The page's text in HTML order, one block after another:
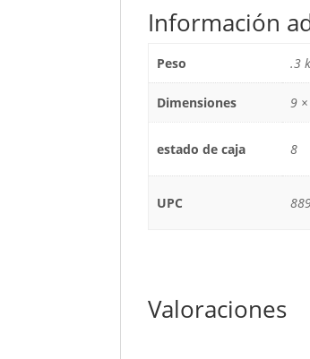
Información
Peso .3
Dimensiones 9
estado de caja 8
UPC
Valoraciones